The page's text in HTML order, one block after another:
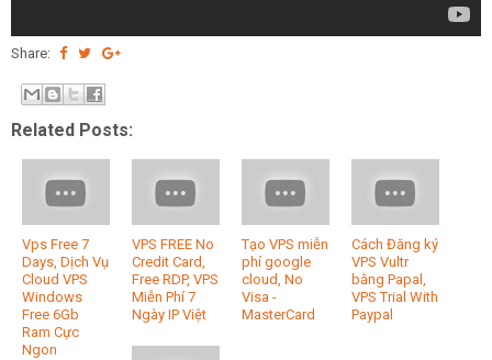
Share:
Related Posts:
Vps Free 7
Days, Dịch Vụ
Cloud VPS
Windows
Free 6Gb
Ram Cực
Ngon
VPS FREE No
Credit Card,
Free RDP, VPS
Miễn Phí 7
Ngày IP Việt
Tạo VPS miễn
phí google
cloud, No
Visa -
MasterCard
Cách Đăng ký
VPS Vultr
bằng Papal,
VPS Trial With
Paypal